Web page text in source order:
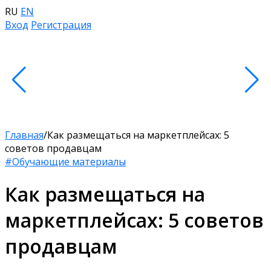
RU EN
Вход Регистрация
Главная/Как размещаться на маркетплейсах: 5
советов продавцам
#Обучающие материалы
Как размещаться на
маркетплейсах: 5 советов
продавцам